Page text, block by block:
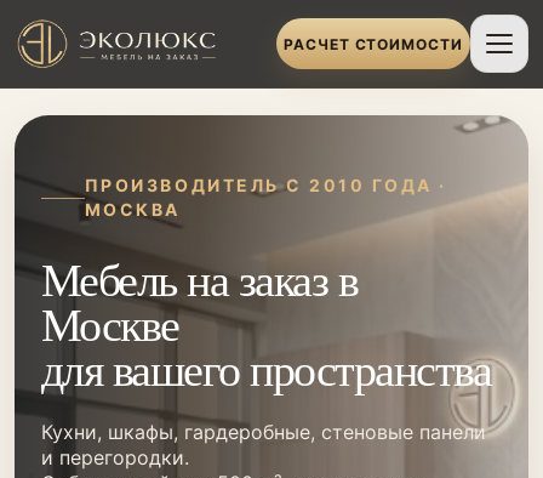
РАСЧЕТ СТОИМОСТИ
ПРОИЗВОДИТЕЛЬ С 2010 ГОДА ·
МОСКВА
Мебель на заказ в
Москве
для вашего пространства
Кухни, шкафы, гардеробные, стеновые панели
и перегородки.